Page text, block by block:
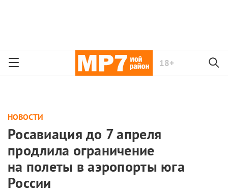
18+
НОВОСТИ
Росавиация до 7 апреля
продлила ограничение
на полеты в аэропорты юга
России